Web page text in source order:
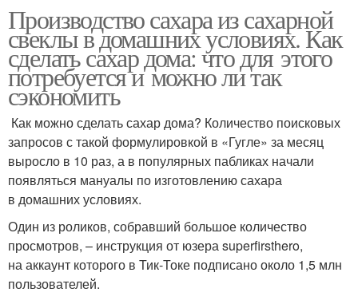
Производство сахара из сахарной
свеклы в домашних условиях. Как
сделать сахар дома: что для этого
потребуется и можно ли так
сэкономить
Как можно сделать сахар дома? Количество поисковых
запросов с такой формулировкой в «Гугле» за месяц
выросло в 10 раз, а в популярных пабликах начали
появляться мануалы по изготовлению сахара
в домашних условиях.
Один из роликов, собравший большое количество
просмотров, – инструкция от юзера superfirsthero,
на аккаунт которого в Тик-Токе подписано около 1,5 млн
пользователей.